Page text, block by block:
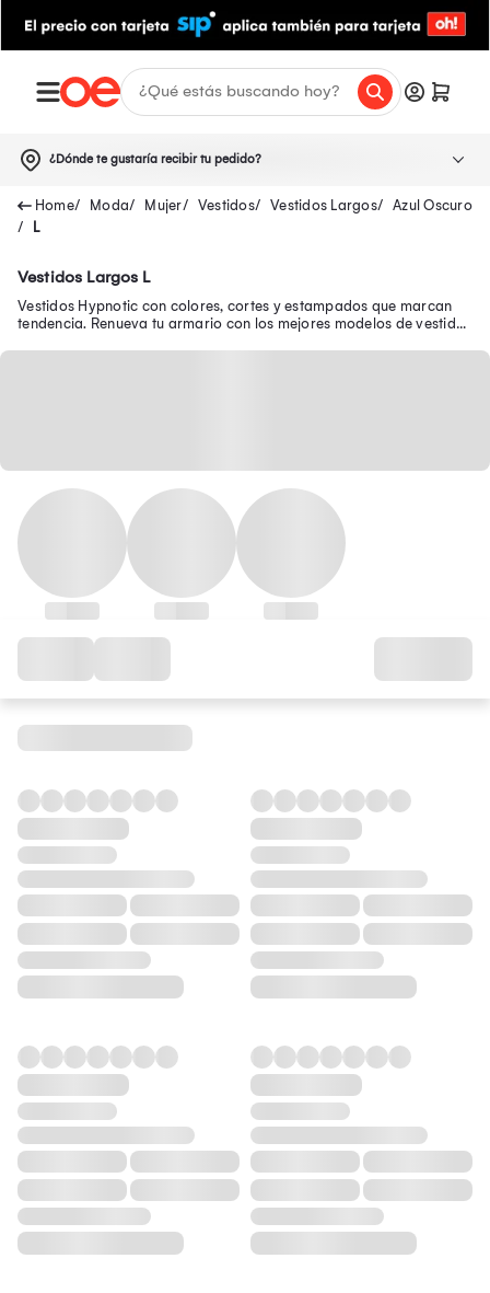
¿Dónde te gustaría recibir tu pedido?
Moda Mujer Vestidos Vestidos Largos
Azul Oscuro
L
Vestidos Largos L
Vestidos Hypnotic con colores, cortes y estampados que marcan
tendencia. Renueva tu armario con los mejores modelos de vestidos